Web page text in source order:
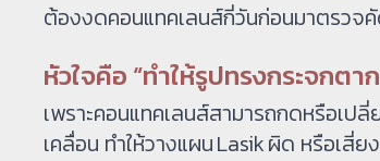
ต้องงดคอนแทคเลนส์กี่วันก่อนมาตรวจ
หัวใจคือ “ทำให้รูปทรงกระจกตา
เพราะคอนแทคเลนส์สามารถกดหรือเป
เคลื่อน ทำให้วางแผน Lasik ผิด หรือเสี่